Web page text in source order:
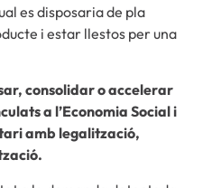
es disposaria de pla
i estar llestos per una
consolidar o accelerar
a l’Economia Social i
amb legalització,